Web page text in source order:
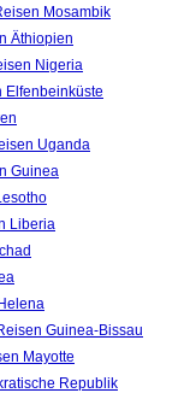
Mosambik
Äthiopien
Nigeria
Elfenbeinküste
Uganda
Guinea
Liberia
Guinea-Bissau
Mayotte
Republik